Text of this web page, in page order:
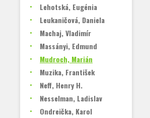
Lehotská, Eugénia
Leukaničová, Daniela
Machaj, Vladimír
Massányi, Edmund
Mudroch, Marián
Muzika, František
Neff, Henry H.
Nesselman, Ladislav
Ondreička, Karol